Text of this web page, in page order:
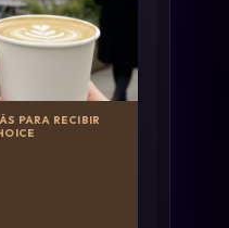
PARA RECIBIR